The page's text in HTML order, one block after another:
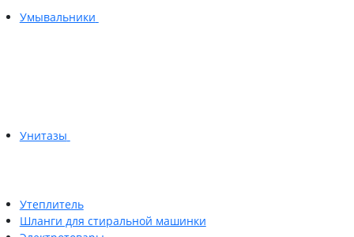
Умывальники
Унитазы
Утеплитель
Шланги для стиральной машинки